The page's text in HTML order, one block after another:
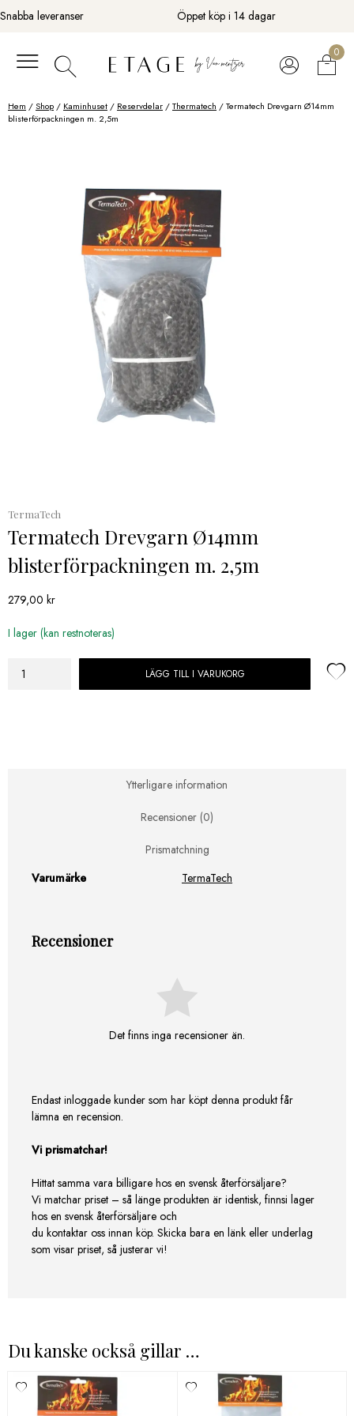
Fortsätt
till
Snabba leveranser Öppet köp i 14 dagar
0
Hem /Shop / Kaminhuset / Reservdelar /Thermatech / Termatech Drevgarn Ø14mm
blisterförpackningen m. 2,5m
TermaTech
Termatech Drevgarn Ø14mm
blisterförpackningen m. 2,5m
279,00 kr
I lager (kan restnoteras)
Termatech
LÄGG TILL I VARUKORG
Ytterligare information
Recensioner (0)
Prismatchning
Varumärke
TermaTech
Recensioner
Det finns inga recensioner än.
Endast inloggade kunder som har köpt denna produkt får
lämna en recension.
Vi prismatchar!
Hittat samma vara billigare hos en svensk återförsäljare?
Vi matchar priset – så länge produkten är identisk, finnsi lager
hos en svensk återförsäljare och
du kontaktar oss innan köp. Skicka bara en länk eller underlag
som visar priset, så justerar vi!
Du kanske också gillar …